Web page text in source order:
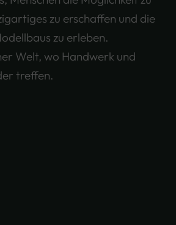
zu erschaffen und die
zu erleben.
Welt, wo Handwerk und
treffen.